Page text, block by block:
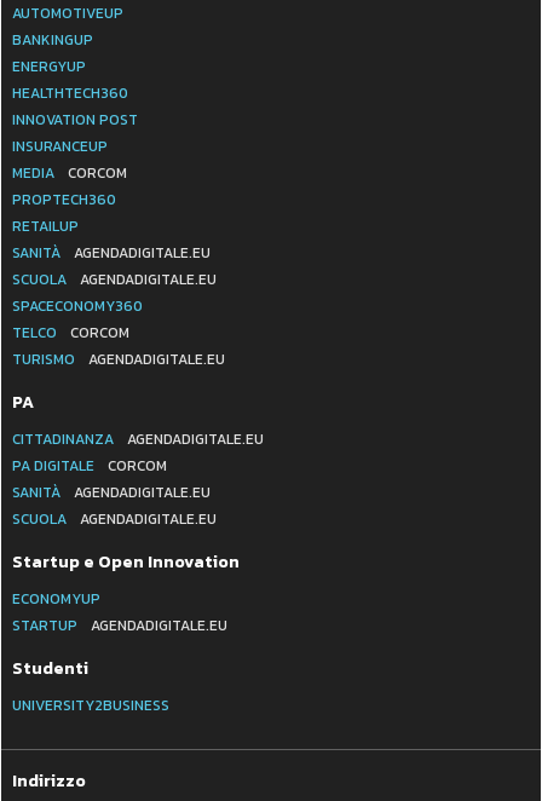
AUTOMOTIVEUP
BANKINGUP
ENERGYUP
HEALTHTECH360
INNOVATION POST
INSURANCEUP
MEDIA
CORCOM
PROPTECH360
RETAILUP
SANITÀ
AGENDADIGITALE.EU
SCUOLA
AGENDADIGITALE.EU
SPACECONOMY360
TELCO
CORCOM
TURISMO
AGENDADIGITALE.EU
PA
CITTADINANZA
AGENDADIGITALE.EU
PA DIGITALE
CORCOM
SANITÀ
AGENDADIGITALE.EU
SCUOLA
AGENDADIGITALE.EU
Startup e Open Innovation
ECONOMYUP
STARTUP
AGENDADIGITALE.EU
Studenti
UNIVERSITY2BUSINESS
Indirizzo